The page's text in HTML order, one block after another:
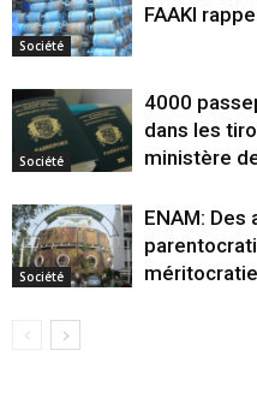
Société
FAAKI
Société
4000
dans les
ministère
Société
ENAM:
méritocratie